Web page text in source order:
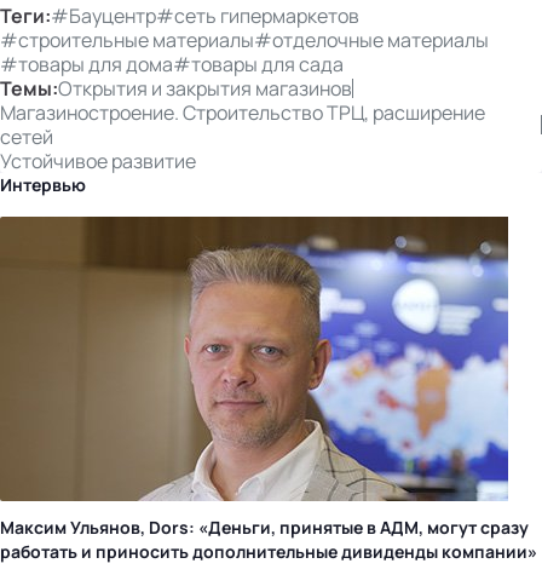
Теги:#Бауцентр#сеть гипермаркетов
#строительные материалы#отделочные материалы
#товары для дома#товары для сада
Темы:Открытия и закрытия магазинов
Магазиностроение. Строительство ТРЦ, расширение
сетей
Устойчивое развитие
Интервью
Максим Ульянов, Dors: «Деньги, принятые в АДМ, могут сразу
работать и приносить дополнительные дивиденды компании»